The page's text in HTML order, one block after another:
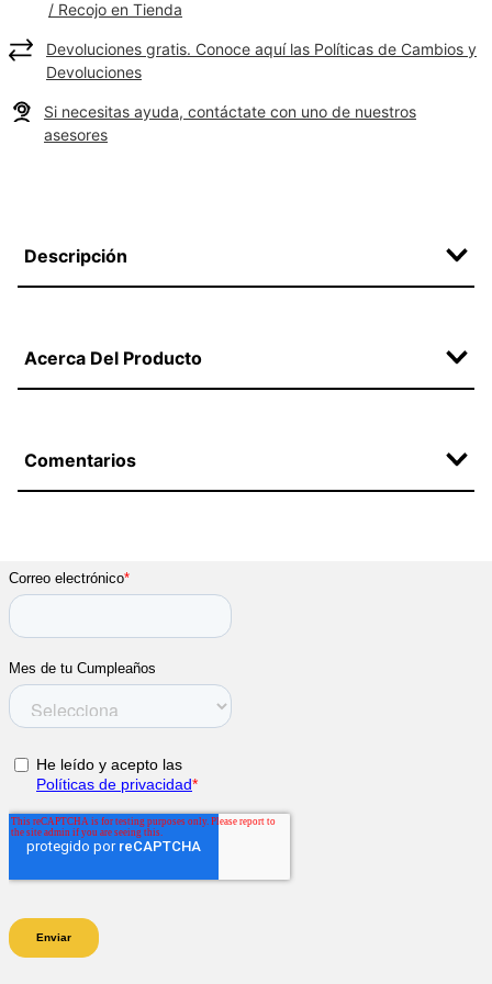
/ Recojo en Tienda
Devoluciones gratis. Conoce aquí las Políticas de Cambios y
Devoluciones
Si necesitas ayuda, contáctate con uno de nuestros
asesores
Descripción
Acerca Del Producto
Comentarios